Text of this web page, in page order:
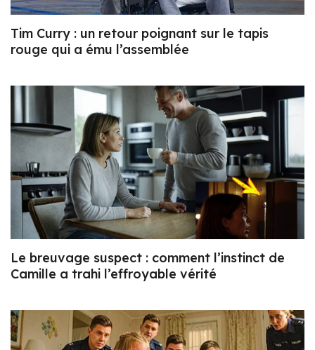
Tim Curry : un retour poignant sur le tapis
rouge qui a ému l’assemblée
Le breuvage suspect : comment l’instinct de
Camille a trahi l’effroyable vérité